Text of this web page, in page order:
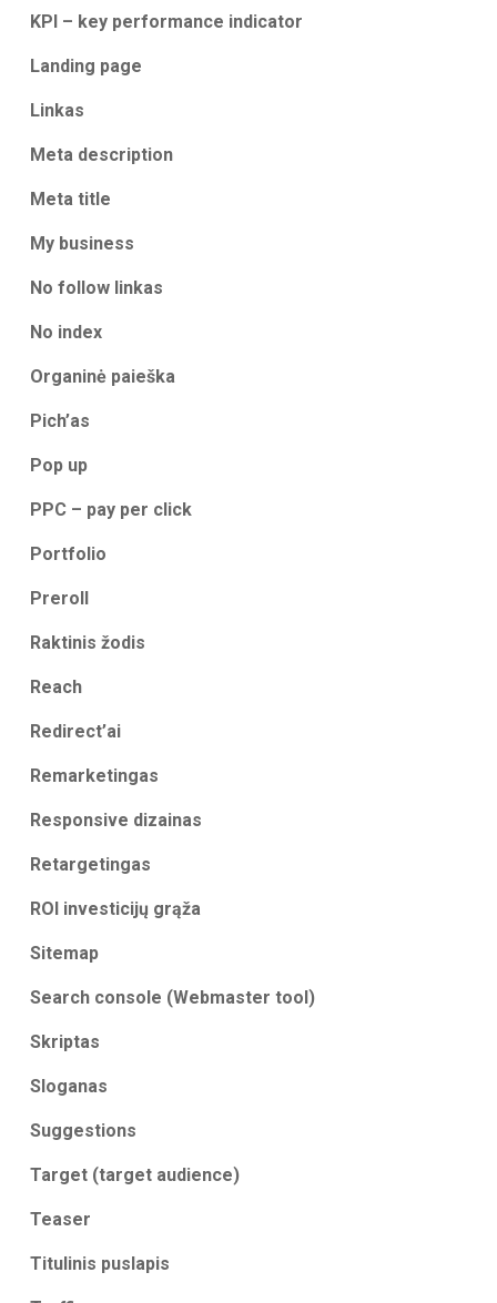
KPI – key performance indicator
Landing page
Linkas
Meta description
Meta title
My business
No follow linkas
No index
Organinė paieška
Pich’as
Pop up
PPC – pay per click
Portfolio
Preroll
Raktinis žodis
Reach
Redirect’ai
Remarketingas
Responsive dizainas
Retargetingas
ROI investicijų grąža
Sitemap
Search console (Webmaster tool)
Skriptas
Sloganas
Suggestions
Target (target audience)
Teaser
Titulinis puslapis